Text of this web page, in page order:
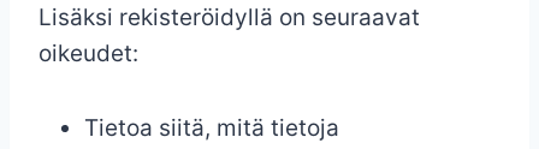
Lisäksi rekisteröidyllä on seuraavat
oikeudet:
Tietoa siitä, mitä tietoja